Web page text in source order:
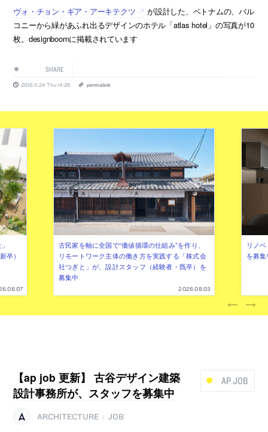
ヴォ・チョン・ギア・アーキテクツ
が設計した、ベトナムの、バル
コニーから緑があふれ出るデザインのホテル「atlas hotel」の写真が10
枚。designboomに掲載されています
SHARE
2016.11.24 Thu 14:26 permalink
卒）
古民家を軸に全国で“価値循環の仕組み”を作り、
リモートワーク主体の働き方を実践する「株式会
社つぎと」が、設計スタッフ（経験者・既卒）を
募集中
2026.08.03
リノ
を募
AP JOB
【ap job 更新】 古谷デザイン建築
設計事務所が、スタッフを募集中
ARCHITECTURE JOB